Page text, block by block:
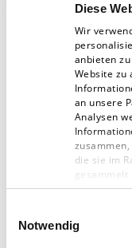
Diese
Wir
anbieten
Website zu
an unsere
Analysen
die sie im
gesammelt
Impressum
Notwendig
den